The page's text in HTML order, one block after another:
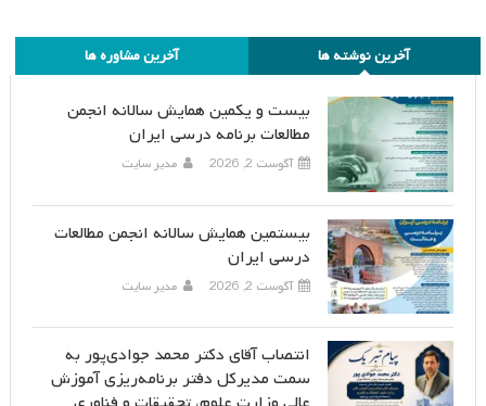
آخرین نوشته ها آخرین مشاوره ها
بیست و یکمین همایش سالانه انجمن
مطالعات برنامه درسی ایران
آگوست 2, 2026 مدیر سایت
بیستمین همایش سالانه انجمن مطالعات
درسی ایران
آگوست 2, 2026 مدیر سایت
انتصاب آقای دکتر محمد جوادی‌پور به
سمت مدیرکل دفتر برنامه‌ریزی آموزش